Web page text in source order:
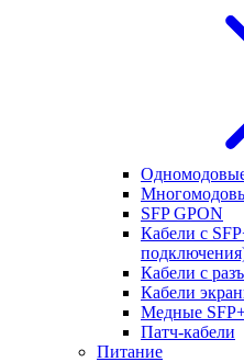
SFP GPON
Кабели с
Кабели с
Кабели
Медные
Патч-кабели
Питание